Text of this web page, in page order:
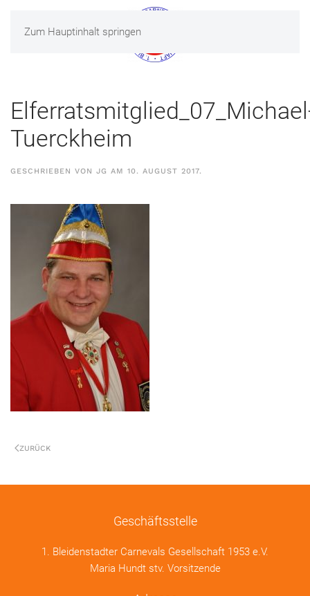
Zum Hauptinhalt springen
MENÜ
Tuerckheim
GESCHRIEBEN VON JG AM 10. AUGUST 2017.
ZURÜCK
Geschäftsstelle
1. Bleidenstadter Carnevals Gesellschaft 1953 e.V.
Maria Hundt stv. Vorsitzende